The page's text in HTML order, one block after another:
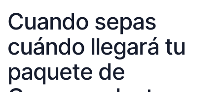
Cuando sepas
cuándo llegará tu
paquete de